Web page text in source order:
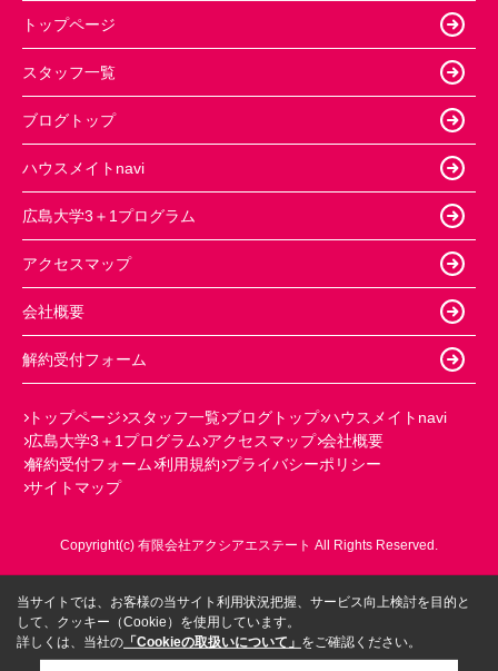
トップページ
スタッフ一覧
ブログトップ
ハウスメイトnavi
広島大学3＋1プログラム
アクセスマップ
会社概要
解約受付フォーム
トップページ スタッフ一覧 ブログトップ ハウスメイトnavi
広島大学3＋1プログラム アクセスマップ 会社概要
解約受付フォーム 利用規約 プライバシーポリシー
サイトマップ
Copyright(c) 有限会社アクシアエステート All Rights Reserved.
当サイトでは、お客様の当サイト利用状況把握、サービス向上検討を目的と
して、クッキー（Cookie）を使用しています。
詳しくは、当社の 「Cookieの取扱いについて」 をご確認ください。